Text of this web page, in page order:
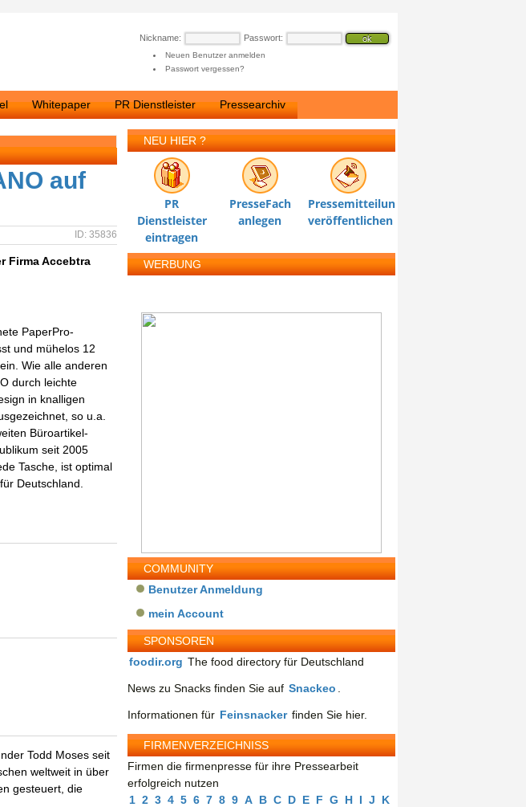
Nickname: Passwort:
Neuen Benutzer anmelden
Passwort vergessen?
Whitepaper PR Dienstleister Pressearchiv
auf
ID: 35836
Firma Accebtra
PaperPro-
und mühelos 12
Wie alle anderen
durch leichte
in knalligen
so u.a.
Büroartikel-
seit 2005
Tasche, ist optimal
Deutschland.
Todd Moses seit
weltweit in über
gesteuert, die
NEU HIER ?
PR
Dienstleister
eintragen
PresseFach
anlegen
Pressemitteilung
veröffentlichen
WERBUNG
COMMUNITY
Benutzer Anmeldung
mein Account
SPONSOREN
foodir.org The food directory für Deutschland
News zu Snacks finden Sie auf Snackeo
Informationen für Feinsnacker finden Sie hier.
FIRMENVERZEICHNISS
Firmen die firmenpresse für ihre Pressearbeit
erfolgreich nutzen
1 2 3 4 5 6 7 8 9 A B C D E F G H I J
K